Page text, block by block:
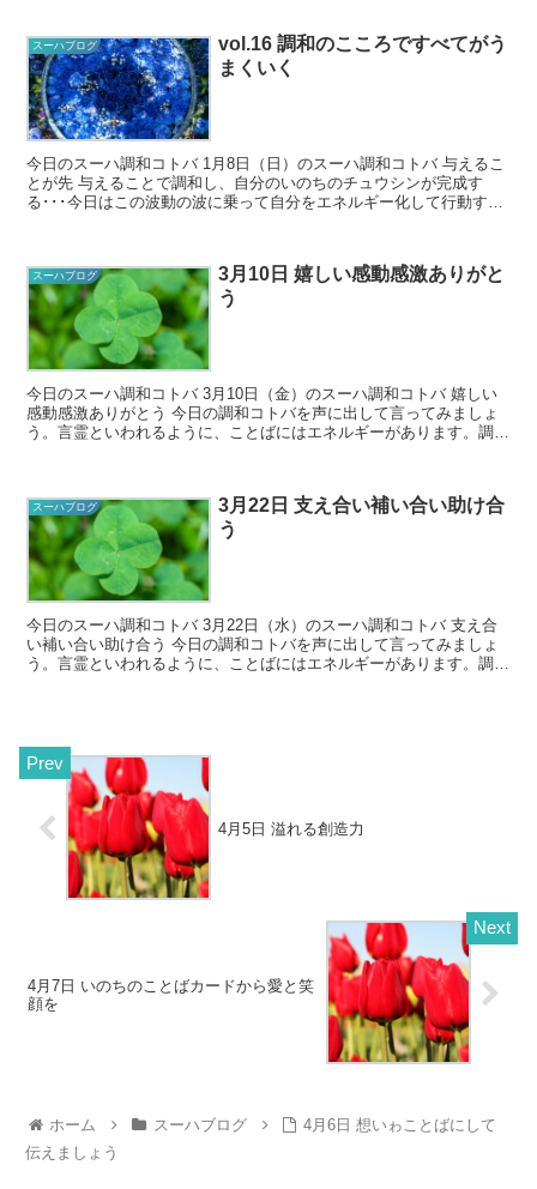
スーハブログ
vol.16 調和のこころですべてがう
まくいく
今日のスーハ調和コトバ 1月8日（日）のスーハ調和コトバ 与えるこ
とが先 与えることで調和し、自分のいのちのチュウシンが完成す
る･･･今日はこの波動の波に乗って自分をエネルギー化して行動する
スーハブログ
3月10日 嬉しい感動感激ありがと
う
今日のスーハ調和コトバ 3月10日（金）のスーハ調和コトバ 嬉しい
感動感激ありがとう 今日の調和コトバを声に出して言ってみましょ
う。言霊といわれるように、ことばにはエネルギーがあります。調和
スーハブログ
3月22日 支え合い補い合い助け合
う
今日のスーハ調和コトバ 3月22日（水）のスーハ調和コトバ 支え合
い補い合い助け合う 今日の調和コトバを声に出して言ってみましょ
う。言霊といわれるように、ことばにはエネルギーがあります。調和
4月5日 溢れる創造力
4月7日 いのちのことばカードから愛と笑
顔を
ホーム スーハブログ
4月6日 想いゎことばにして
伝えましょう